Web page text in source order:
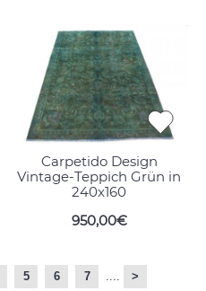
Carpetido Design
Vintage-Teppich Grün in
240x160
950,00€
5 6 7
>